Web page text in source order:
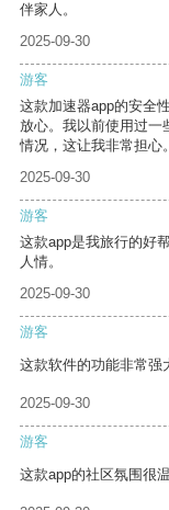
伴家人。
2025-09-30
游客
这款加速器app的安全
放心。我以前使用过一
情况，这让我非常担心。
2025-09-30
游客
这款app是我旅行的好
人情。
2025-09-30
游客
这款软件的功能非常强
2025-09-30
游客
这款app的社区氛围很